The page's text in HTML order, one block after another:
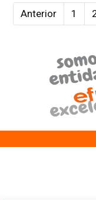
Anterior 1